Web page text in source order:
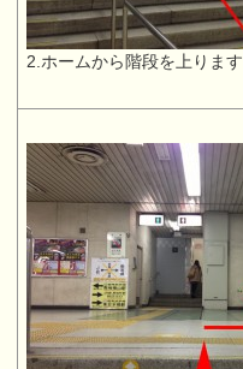
2.ホームから階段を上ります